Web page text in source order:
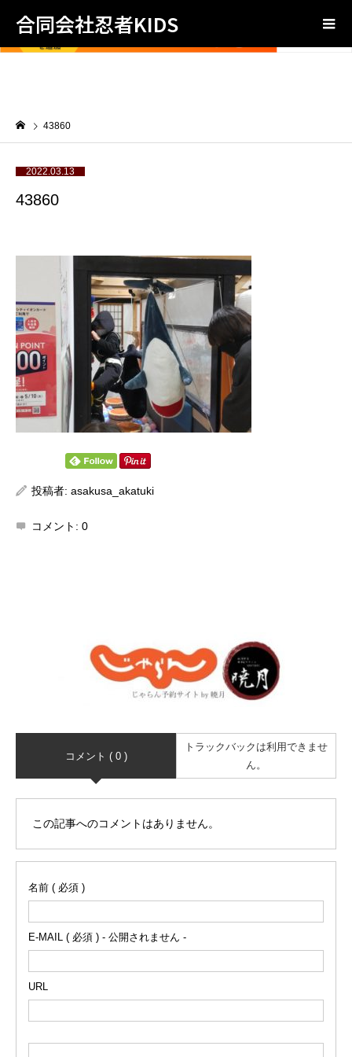
合同会社忍者KIDS
43860
2022.03.13
43860
投稿者: asakusa_akatuki
コメント: 0
コメント ( 0 )
トラックバックは利用できませ
ん。
この記事へのコメントはありません。
名前 ( 必須 )
E-MAIL ( 必須 ) - 公開されません -
URL